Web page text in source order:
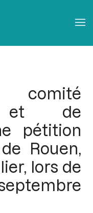
et de
pétition
Rouen,
lors de